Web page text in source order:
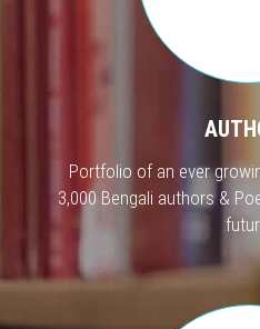
Portfolio of an ever
3,000 Bengali authors &